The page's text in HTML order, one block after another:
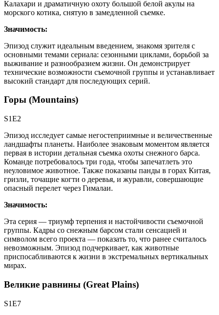
Калахари и драматичную охоту большой белой акулы на
морского котика, снятую в замедленной съемке.
Значимость:
Эпизод служит идеальным введением, знакомя зрителя с
основными темами сериала: сезонными циклами, борьбой за
выживание и разнообразием жизни. Он демонстрирует
технические возможности съемочной группы и устанавливает
высокий стандарт для последующих серий.
Горы (Mountains)
S1E2
Эпизод исследует самые негостеприимные и величественные
ландшафты планеты. Наиболее знаковым моментом является
первая в истории детальная съемка охоты снежного барса.
Команде потребовалось три года, чтобы запечатлеть это
неуловимое животное. Также показаны панды в горах Китая,
гризли, точащие когти о деревья, и журавли, совершающие
опасный перелет через Гималаи.
Значимость:
Эта серия — триумф терпения и настойчивости съемочной
группы. Кадры со снежным барсом стали сенсацией и
символом всего проекта — показать то, что ранее считалось
невозможным. Эпизод подчеркивает, как животные
приспосабливаются к жизни в экстремальных вертикальных
мирах.
Великие равнины (Great Plains)
S1E7